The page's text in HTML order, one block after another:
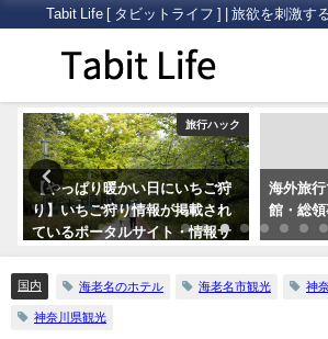
Tabit Life [ タビットライフ ] | 旅欲を刺激す
旅行ハック
【やっぱり暖かい日にいちご狩
り】いちご狩り情報が掲載され
ているポータルサイト・情報サ
イトまとめ5つ
海外旅
館・総
国内 海老名のホテル 海老名市観光 神
神奈川県観光